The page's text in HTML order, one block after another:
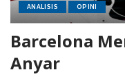
ANALISIS OPINI
Barcelona
Anyar